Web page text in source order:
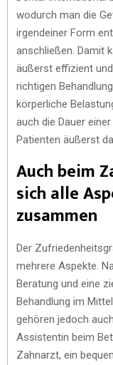
wodurch man die
irgendeiner Form
anschließen. Damit
äußerst effizient
richtigen
körperliche
auch die Dauer
Patienten äußerst
Auch beim
sich alle
zusammen
Der
mehrere Aspekte.
Beratung und eine
Behandlung im
gehören jedoch
Assistentin beim
Zahnarzt, ein